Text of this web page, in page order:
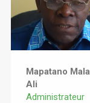
Mapatano Mala
Ali
Administrateur